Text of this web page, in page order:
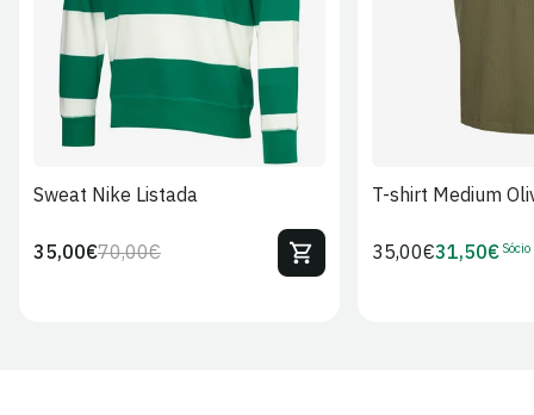
Sweat Nike Listada
Preço
70,00€Preço
35,00€
T-shirt Medium
Preço
35,00€Preço
31,50€ Sócio